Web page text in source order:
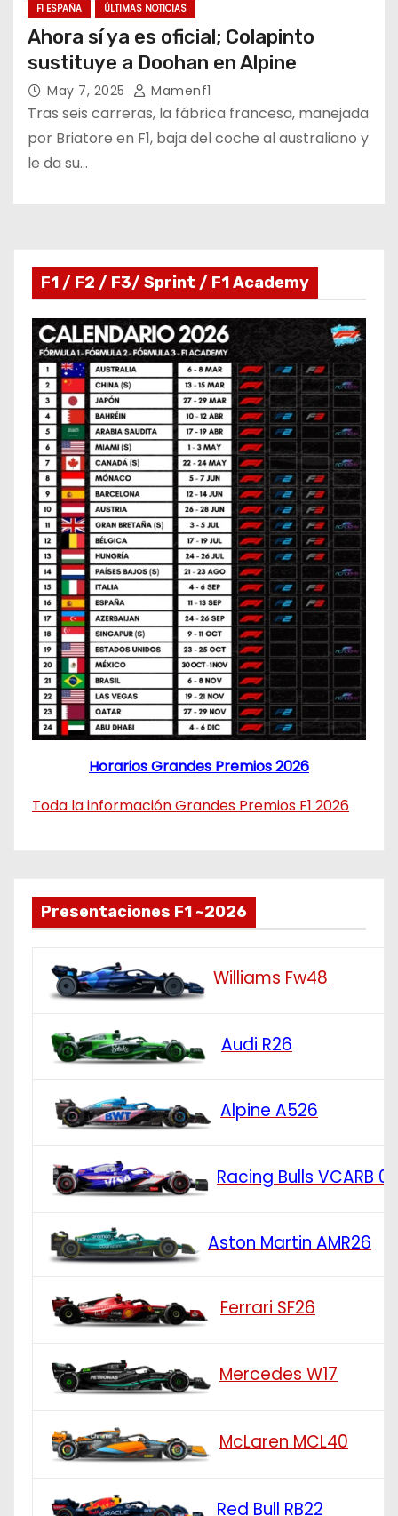
F1 ESPAÑA ÚLTIMAS NOTICIAS
Ahora sí ya es oficial; Colapinto
sustituye a Doohan en Alpine
May 7, 2025 Mamenf1
Tras seis carreras, la fábrica francesa, manejada
por Briatore en F1, baja del coche al australiano y
le da su…
F1 / F2 / F3/ Sprint / F1 Academy
Horarios Grandes Premios 2026
Toda la información Grandes Premios F1 2026
Presentaciones F1 ~2026
Williams Fw48
Audi R26
Alpine A526
Racing Bulls VCARB 03
Aston Martin AMR26
Ferrari SF26
Mercedes W17
McLaren MCL40
Red Bull RB22